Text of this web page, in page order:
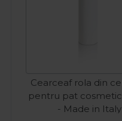
Cearceaf rola din
pentru pat
- Made in Italy